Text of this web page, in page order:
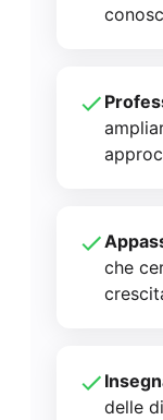
che
delle